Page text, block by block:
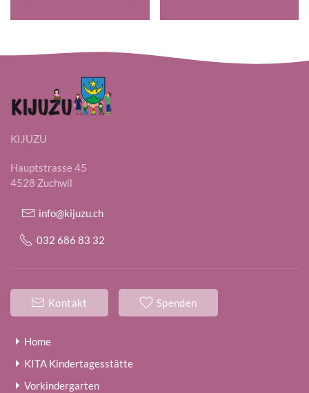
KIJUZU
Hauptstrasse 45
4528 Zuchwil
info@kijuzu.ch
032 686 83 32
Kontakt Spenden
Home
KITA Kindertagesstätte
Vorkindergarten